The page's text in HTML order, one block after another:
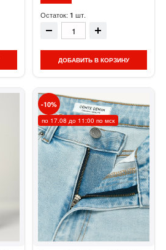
Остаток: 1 шт.
ДОБАВИТЬ В КОРЗИНУ
10
по 17.08 до 11:00 по мск